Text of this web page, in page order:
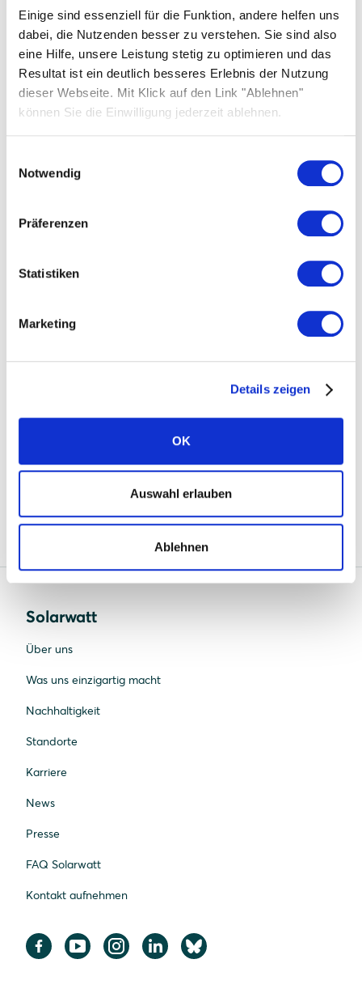
Einige sind essenziell für die Funktion, andere helfen uns
dabei, die Nutzenden besser zu verstehen. Sie sind also
eine Hilfe, unsere Leistung stetig zu optimieren und das
Resultat ist ein deutlich besseres Erlebnis der Nutzung
dieser Webseite. Mit Klick auf den Link "Ablehnen"
können Sie die Einwilligung jederzeit ablehnen.
Notwendig
Präferenzen
Statistiken
Marketing
Details zeigen
OK
Auswahl erlauben
Ablehnen
prüfen und Ihnen eine Rückmeldung zu geben.
Durchsetzungsverfahren
Sollten Sie der Ansicht sein, dass die Anforderungen
an die Barrierefreiheit nicht eingehalten werden,
zufriedenstellende Rückmeldung, können Sie sich an
die zuständige Marktüberwachungsbehörde
Zuständig für die Überwachung der Einhaltung der
Marktüberwachungsstelle der Länder für die
Diese Erklärung wurde am 9. Juni 2026 erstellt und
Solarwatt
Über uns
Was uns einzigartig macht
Nachhaltigkeit
Standorte
Karriere
News
Presse
FAQ Solarwatt
Kontakt aufnehmen